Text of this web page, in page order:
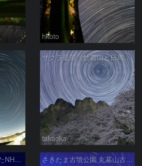
hkoto
サクラ星景（妙義山と日周運動）
takaoka
3月末で放送を終了したNHKラジオ第2放送の送信アンテナと星空 さきたま古墳公園 丸墓山古墳の夜桜と北天の日周運動 埼玉県行田市